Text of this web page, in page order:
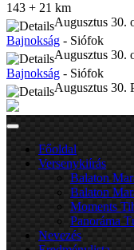
143 + 21 km
Augusztus 30.
Bajnokság - Siófok
Augusztus 30.
Bajnokság - Siófok
Augusztus 30.
Főoldal
Versenykiírás
Balaton
Balaton
Moments
Panoráma
Nevezés